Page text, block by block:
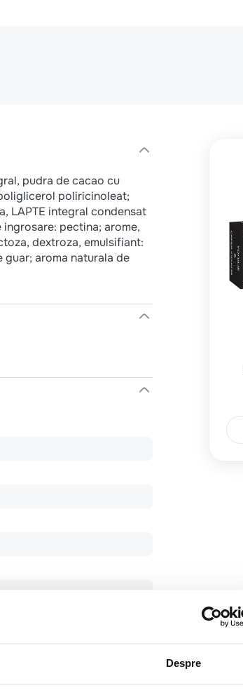
Despre
pudra de cacao cu
poliricinoleat;
LAPTE integral condensat
ingrosare: pectina; arome,
dextroza, emulsifiant:
aroma naturala de